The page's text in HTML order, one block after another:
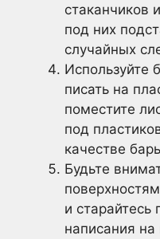
стаканчиков
под них
случайных
Используйте
писать на
поместите
под
качестве
Будьте
и старайтесь
написания на